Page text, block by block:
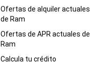
Ofertas de alquiler actuales
de Ram
Ofertas de APR actuales de
Ram
Calcula tu crédito